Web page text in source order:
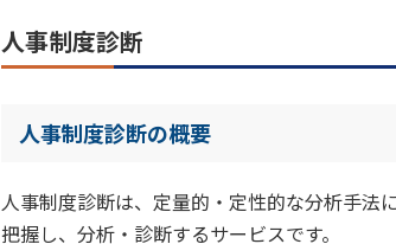
人事制度診断
人事制度診断の概要
人事制度診断は、定量的・定性的な分析手法
把握し、分析・診断するサービスです。